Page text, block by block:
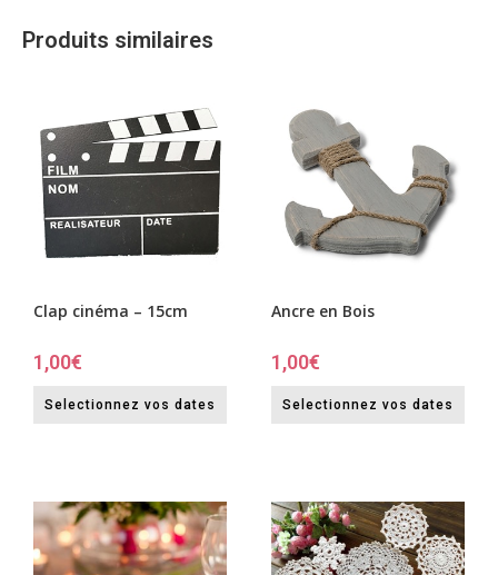
Produits similaires
Clap cinéma – 15cm
1,00€
Selectionnez vos dates
Ancre en Bois
1,00€
Selectionnez vos dates